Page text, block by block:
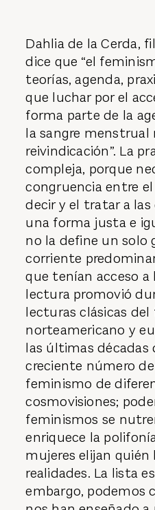
Dahlia de la Cerda,
dice que “el
teorías, agenda,
que luchar por el
forma parte de la
la sangre menstrual
reivindicación”. La
compleja, porque
congruencia entre el
decir y el tratar a
una forma justa e
no la define un solo
corriente
que tenían acceso a
lectura promovió
lecturas clásicas
norteamericano y
las últimas décadas
creciente número
feminismo de
cosmovisiones;
feminismos se
enriquece la
mujeres elijan quién
realidades. La lista
embargo, podemos